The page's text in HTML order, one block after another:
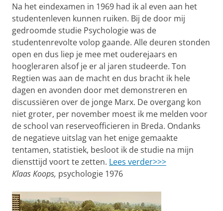
Na het eindexamen in 1969 had ik al even aan het
studentenleven kunnen ruiken. Bij de door mij
gedroomde studie Psychologie was de
studentenrevolte volop gaande. Alle deuren stonden
open en dus liep je mee met ouderejaars en
hoogleraren alsof je er al jaren studeerde. Ton
Regtien was aan de macht en dus bracht ik hele
dagen en avonden door met demonstreren en
discussiëren over de jonge Marx. De overgang kon
niet groter, per november moest ik me melden voor
de school van reserveofficieren in Breda. Ondanks
de negatieve uitslag van het enige gemaakte
tentamen, statistiek, besloot ik de studie na mijn
diensttijd voort te zetten. Lees verder>>>
Klaas Koops, psychologie 1976